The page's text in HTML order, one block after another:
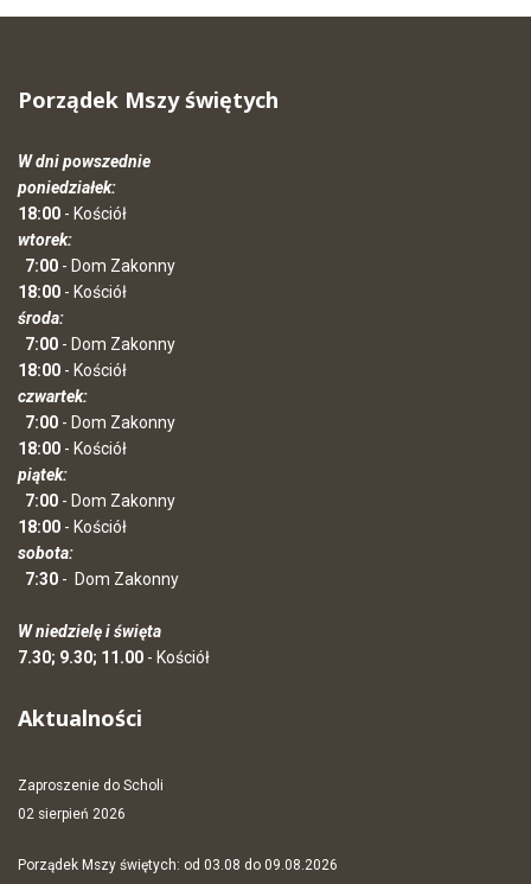
Porządek Mszy świętych
W dni powszednie
poniedziałek:
18:00 - Kościół
wtorek:
7:00 - Dom Zakonny
18:00 - Kościół
środa:
7:00 - Dom Zakonny
18:00 - Kościół
czwartek:
7:00 - Dom Zakonny
18:00 - Kościół
piątek:
7:00 - Dom Zakonny
18:00 - Kościół
sobota:
7:30 - Dom Zakonny
W niedzielę i święta
7.30; 9.30; 11.00 - Kościół
Aktualności
Zaproszenie do Scholi
02 sierpień 2026
Porządek Mszy świętych: od 03.08 do 09.08.2026